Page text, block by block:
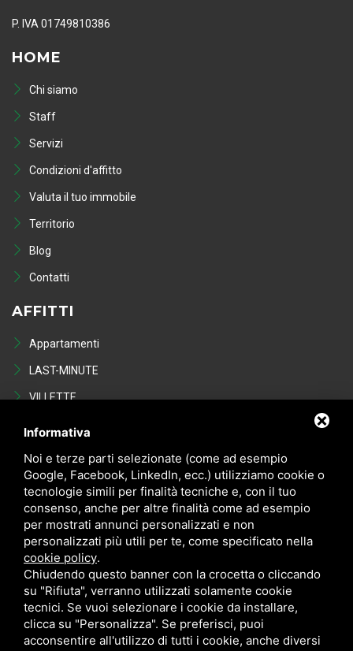
P. IVA 01749810386
HOME
Chi siamo
Staff
Servizi
Condizioni d'affitto
Valuta il tuo immobile
Territorio
Blog
Contatti
AFFITTI
Appartamenti
LAST-MINUTE
VILLETTE
Last Minute
VENDITE
Appartamenti
VILLETTE
NEGOZI
POSTI AUTO - GARAGE
Occasioni in vendita
Informativa
Noi e terze parti selezionate (come ad esempio
Google, Facebook, LinkedIn, ecc.) utilizziamo cookie o
tecnologie simili per finalità tecniche e, con il tuo
consenso, anche per altre finalità come ad esempio
per mostrati annunci personalizzati e non
personalizzati più utili per te, come specificato nella
cookie policy.
Chiudendo questo banner con la crocetta o cliccando
su "Rifiuta", verranno utilizzati solamente cookie
tecnici. Se vuoi selezionare i cookie da installare,
clicca su "Personalizza". Se preferisci, puoi
acconsentire all'utilizzo di tutti i cookie, anche diversi